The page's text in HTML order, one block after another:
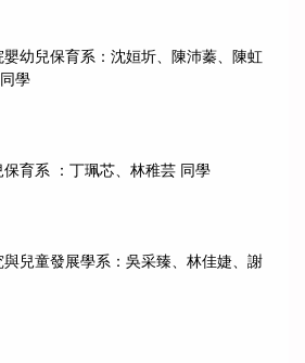
幼兒保育系：沈姮圻、陳沛蓁、陳虹
學
育系 ：丁珮芯、林稚芸 同學
兒童發展學系：吳采臻、林佳婕、謝